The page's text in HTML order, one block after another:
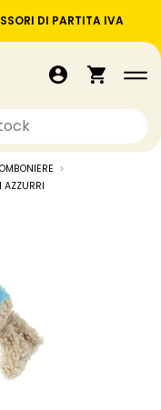
DI PARTITA IVA
AZZURRI